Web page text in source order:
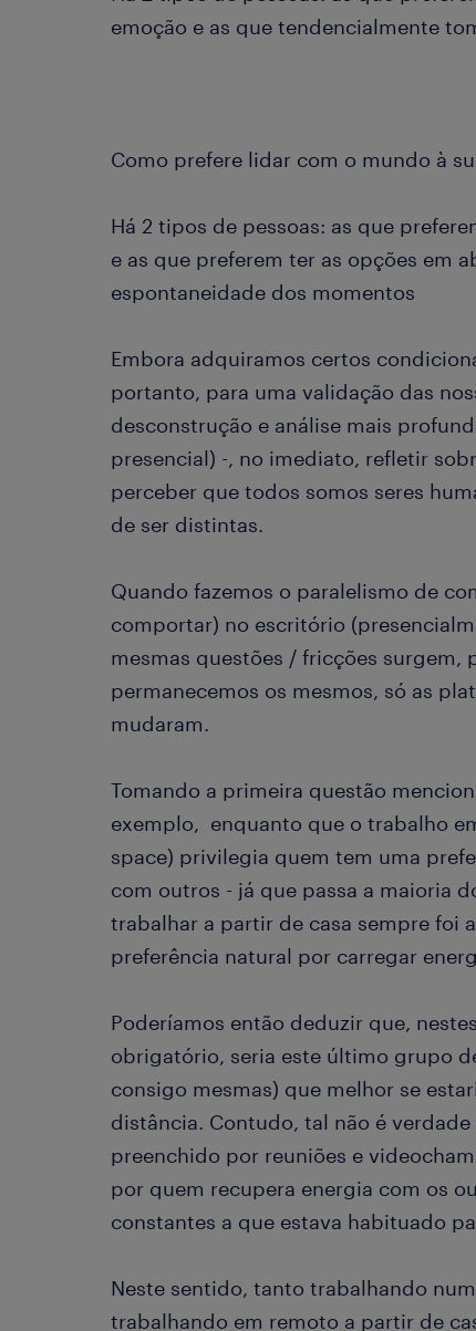
emoção e as que tendencialmente
Como prefere lidar com o mundo à
Há 2 tipos de pessoas: as que
e as que preferem ter as opções em
espontaneidade dos momentos
Embora adquiramos certos
portanto, para uma validação das
desconstrução e análise mais
presencial) -, no imediato, refletir
perceber que todos somos seres
de ser distintas.
Quando fazemos o paralelismo de
comportar) no escritório
mesmas questões / fricções surgem,
permanecemos os mesmos, só as
mudaram.
Tomando a primeira questão
exemplo, enquanto que o trabalho
space) privilegia quem tem uma
com outros - já que passa a maioria
trabalhar a partir de casa sempre foi
preferência natural por carregar
Poderíamos então deduzir que,
obrigatório, seria este último grupo
consigo mesmas) que melhor se
distância. Contudo, tal não é
preenchido por reuniões e
por quem recupera energia com os
constantes a que estava habituado
Neste sentido, tanto trabalhando
trabalhando em remoto a partir de